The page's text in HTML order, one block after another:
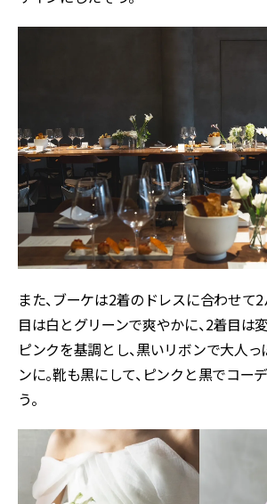
また、ブーケは2着のドレスに合わせて
目は白とグリーンで爽やかに、2着目は
ピンクを基調とし、黒いリボンで大人
ンに。靴も黒にして、ピンクと黒でコー
う。